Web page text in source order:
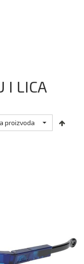
I LICA
proizvoda